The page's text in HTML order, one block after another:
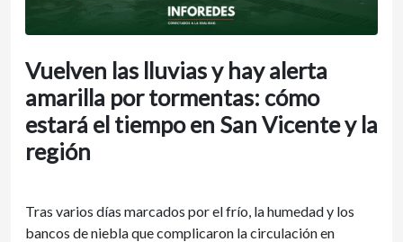
Vuelven las lluvias y hay alerta
amarilla por tormentas: cómo
estará el tiempo en San Vicente y la
región
Tras varios días marcados por el frío, la humedad y los
bancos de niebla que complicaron la circulación en